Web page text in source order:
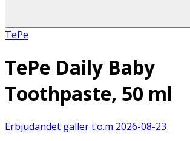
TePe
TePe Daily Baby
Toothpaste, 50 ml
Erbjudandet gäller t.o.m 2026-08-23